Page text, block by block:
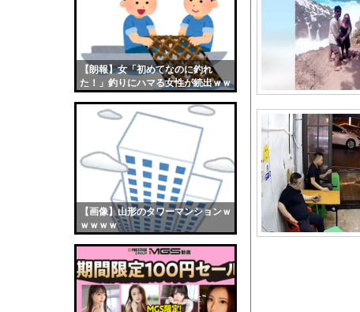
【朗報】女「初めてなのに釣れ
た！」釣りにハマる女性が続出ｗｗ
【画像】山形のタワーマンションｗ
ｗｗｗｗ
スロッターさん「優
ロシア海軍の太平洋
氷河期世代の非正規
【画像】おまえらくん
【画像】この女優さん
【朗報】齋藤飛鳥、
【画像】おまえらこ
海外「日本よ、お前が
勇気を出して白人美女
10年もの間浮気して
ウクライナ侵攻以降、